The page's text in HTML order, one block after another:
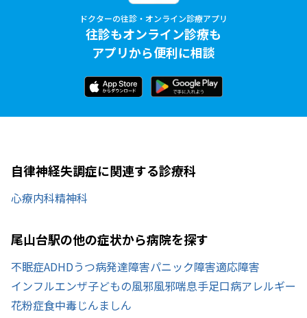
ドクターの往診・オンライン診療アプリ
往診もオンライン診療も
アプリから便利に相談
自律神経失調症に関連する診療科
心療内科精神科
尾山台駅の他の症状から病院を探す
不眠症ADHDうつ病発達障害パニック障害適応障害
インフルエンザ子どもの風邪風邪喘息手足口病アレルギー
花粉症食中毒じんましん